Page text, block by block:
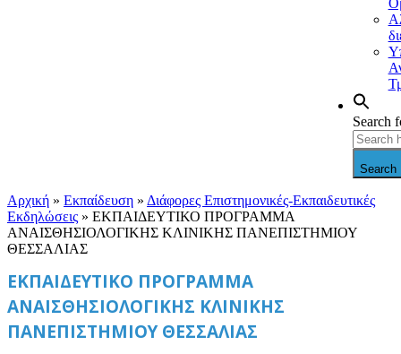
Search
Search
Αρχική » Εκπαίδευση » Διάφορες Επιστημονικές-Εκπαιδευτικές
Εκδηλώσεις » ΕΚΠΑΙΔΕΥΤΙΚΟ ΠΡΟΓΡΑΜΜΑ
ΑΝΑΙΣΘΗΣΙΟΛΟΓΙΚΗΣ ΚΛΙΝΙΚΗΣ ΠΑΝΕΠΙΣΤΗΜΙΟΥ
ΘΕΣΣΑΛΙΑΣ
ΕΚΠΑΙΔΕΥΤΙΚΟ ΠΡΟΓΡΑΜΜΑ
ΑΝΑΙΣΘΗΣΙΟΛΟΓΙΚΗΣ ΚΛΙΝΙΚΗΣ
ΠΑΝΕΠΙΣΤΗΜΙΟΥ ΘΕΣΣΑΛΙΑΣ